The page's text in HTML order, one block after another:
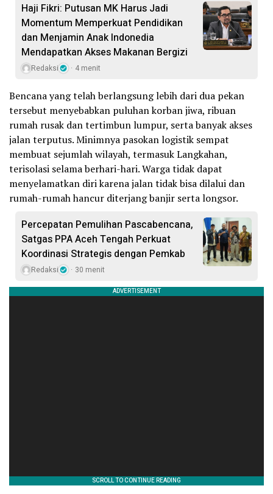
Haji Fikri: Putusan MK Harus Jadi
Momentum Memperkuat Pendidikan
dan Menjamin Anak Indonedia
Mendapatkan Akses Makanan Bergizi
Redaksi 4 menit
Bencana yang telah berlangsung lebih dari dua pekan
tersebut menyebabkan puluhan korban jiwa, ribuan
rumah rusak dan tertimbun lumpur, serta banyak akses
jalan terputus. Minimnya pasokan logistik sempat
membuat sejumlah wilayah, termasuk Langkahan,
terisolasi selama berhari-hari. Warga tidak dapat
menyelamatkan diri karena jalan tidak bisa dilalui dan
rumah-rumah hancur diterjang banjir serta longsor.
Percepatan Pemulihan Pascabencana,
Satgas PPA Aceh Tengah Perkuat
Koordinasi Strategis dengan Pemkab
Redaksi 30 menit